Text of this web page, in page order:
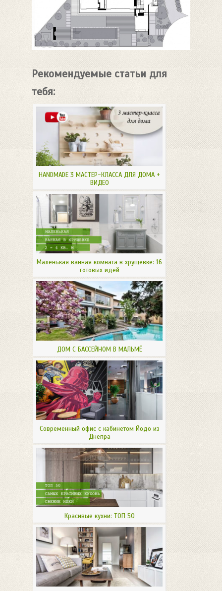
Рекомендуемые статьи для
тебя:
HANDMADE 3 МАСТЕР-КЛАССА ДЛЯ ДОМА +
ВИДЕО
Маленькая ванная комната в хрущевке: 16
готовых идей
ДОМ С БАССЕЙНОМ В МАЛЬМЁ
Современный офис с кабинетом Йодо из
Днепра
Красивые кухни: ТОП 50